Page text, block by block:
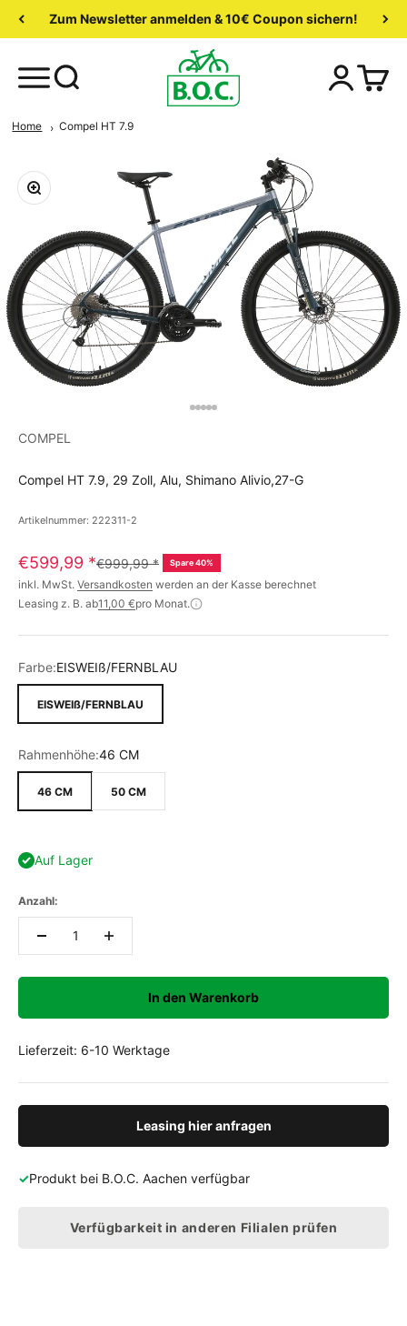
Zum Newsletter anmelden & 10€ Coupon sichern!
Home Compel HT 7.9
COMPEL
Compel HT 7.9, 29 Zoll, Alu, Shimano Alivio,27-G
Artikelnummer: 222311-2
€599,99 *€999,99* Spare 40%
inkl. MwSt. Versandkosten werden an der Kasse berechnet
Leasing z. B. ab11,00 €pro Monat.
Farbe:EISWEIß/FERNBLAU
EISWEIß/FERNBLAU
Rahmenhöhe:46 CM
46 CM 50 CM
Auf Lager
Anzahl:
In den Warenkorb
Lieferzeit: 6-10 Werktage
Leasing hier anfragen
✓Produkt bei B.O.C. Aachen verfügbar
Verfügbarkeit in anderen Filialen prüfen